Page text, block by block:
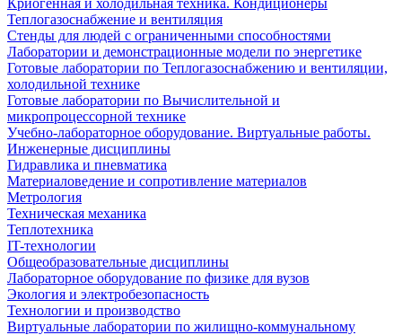
Криогенная и холодильная техника. Кондиционеры
Теплогазоснабжение и вентиляция
Стенды для людей с ограниченными способностями
Лаборатории и демонстрационные модели по энергетике
Готовые лаборатории по Теплогазоснабжению и вентиляции,
холодильной технике
Готовые лаборатории по Вычислительной и
микропроцессорной технике
Учебно-лабораторное оборудование. Виртуальные работы.
Инженерные дисциплины
Гидравлика и пневматика
Материаловедение и сопротивление материалов
Метрология
Техническая механика
Теплотехника
IT-технологии
Общеобразовательные дисциплины
Лабораторное оборудование по физике для вузов
Экология и электробезопасность
Технологии и производство
Виртуальные лаборатории по жилищно-коммунальному